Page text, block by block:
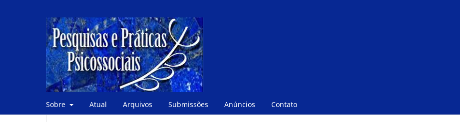
Sobre Atual Arquivos Submissões Anúncios Contato